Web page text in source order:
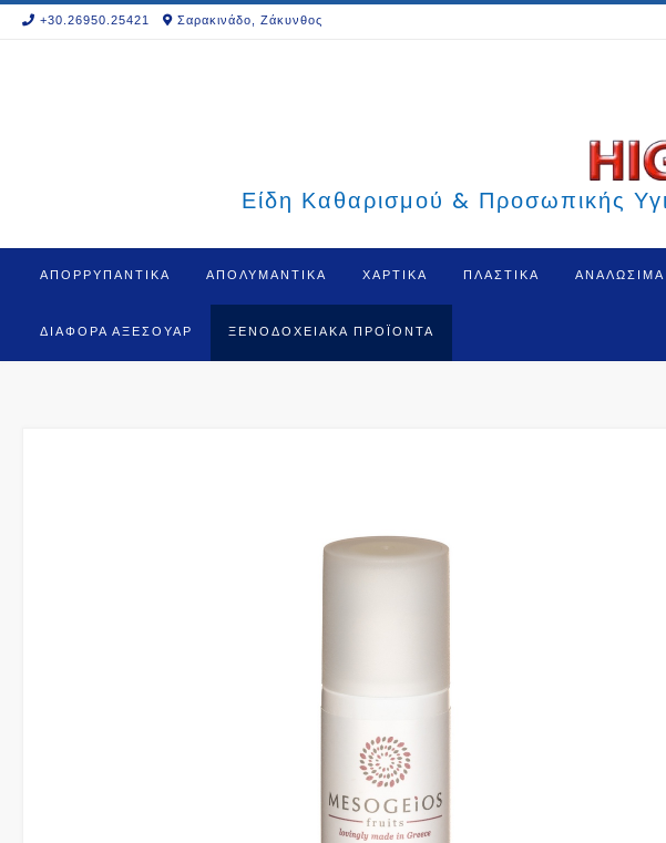
+30.26950.25421 Σαρακινάδο, Ζάκυνθος
Είδη Καθαρισμού & Προσωπικής
ΑΠΟΡΡΥΠΑΝΤΙΚΑ ΑΠΟΛΥΜΑΝΤΙΚΑ ΧΑΡΤΙΚΑ ΠΛΑΣΤΙΚΑ ΑΝΑΛΩΣΙΜΑ
ΔΙΆΦΟΡΑ ΑΞΕΣΟΥΆΡ ΞΕΝΟΔΟΧΕΙΑΚΆ ΠΡΟΪΌΝΤΑ